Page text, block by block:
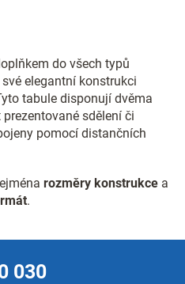
a
c
í
p
r
v
v
ý
do všech typů
elegantní konstrukci
tabule disponují dvěma
sdělení či
pomocí distančních
rozměry konstrukce a
.
030